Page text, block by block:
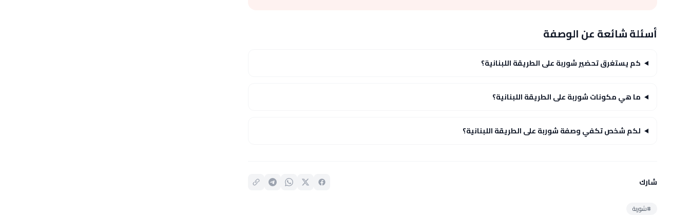
أسئلة شائعة عن الوصفة
كم يستغرق تحضير شوربة على الطريقة اللبنانية؟
ما هي مكونات شوربة على الطريقة اللبنانية؟
لكم شخص تكفي وصفة شوربة على الطريقة اللبنانية؟
شارك
#شوربة